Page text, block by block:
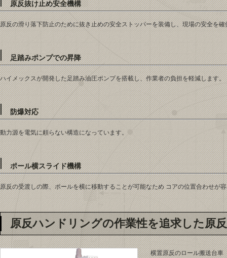
原反抜け止め安全機構
原反の滑り落下防止のために抜き止めの安全ストッパーを装備し、現場の安全を確
足踏みポンプでの昇降
ハイメックスが開発した足踏み油圧ポンプを搭載し、作業者の負担を軽減します。
防爆対応
動力源を電気に頼らない構造になっています。
ポール横スライド機構
原反の受渡しの際、ポールを横に移動することが可能なため コアの位置合わせが
原反ハンドリングの作業性を追求した原
横置原反のロール搬送台車